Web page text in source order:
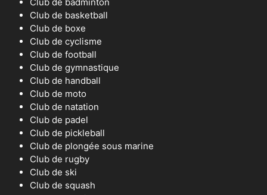
Club de basketball
Club de boxe
Club de cyclisme
Club de football
Club de gymnastique
Club de handball
Club de moto
Club de natation
Club de padel
Club de pickleball
Club de plongée sous marine
Club de rugby
Club de ski
Club de squash